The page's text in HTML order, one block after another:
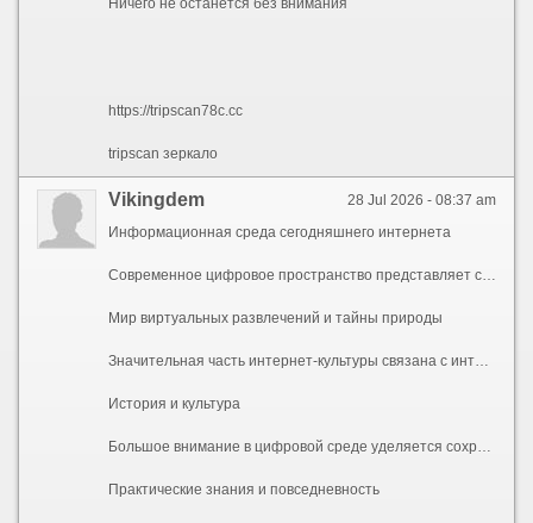
https://tripscan78c.cc
tripscan зеркало
28 Jul 2026 - 08:37 am
Vikingdem
Информационная среда сегодняшнего интернета
Современное цифровое пространство представляет собой безграничный массив данных, где любой пользователь способен найти информацию практически на любую интересующую его тему. Разнообразие веб-ресурсов отражает многогранность человеческих интересов, превращая глобальную сеть настоящей энциклопедией. Современный интернет объединяет самые разные тематических направлений. Глубокие академические исследования органично переплетаются с развлекательным контентом и специализированными техническими базами знаний.
Мир виртуальных развлечений и тайны природы
Значительная часть интернет-культуры связана с интерактивными развлечениями и изучением окружающего мира. Геймерские сообщества формируют крупные хранилища информации, подробно рассказывая о прохождении сложных квестов, игровых механиках и сюжетных линиях известных виртуальных франшиз. Одновременно с этим сеть открывает богатейший материал для изучения реальной вселенной. Образовательные площадки раскрывают тайны строения галактик, звездных систем и особенности освоения космоса. Зоологические порталы позволяют изучать повадки диких животных, а туристические блоги позволяют знакомиться с архитектурой и составлять маршруты по самым живописным уголкам планеты.
История и культура
Большое внимание в цифровой среде уделяется сохранению исторической памяти и классического искусства. Специализированные архивы содержат детальные биографии выдающихся политических деятелей, ученых и мыслителей разных эпох. Литературные порталы открывают свободный доступ к поэзии и прозе великих писателей, давая возможность читателям детально анализировать тексты и находить редкие афоризмы. Исследовательские сайты открывают пользователям доступ к изучению далеких исторических периодов, подробно описывая быте, культуре, военных конфликтах и социальных процессах прошлых столетий на разных континентах.
Практические знания и повседневность